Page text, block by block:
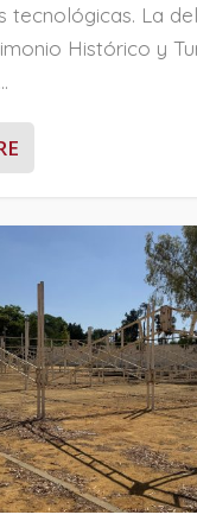
tecnológicas. La
Histórico y